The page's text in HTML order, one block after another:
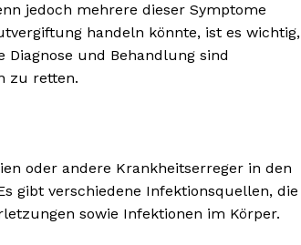
jedoch mehrere dieser Symptome
handeln könnte, ist es wichtig,
und Behandlung sind
zu retten.
oder andere Krankheitserreger in den
gibt verschiedene Infektionsquellen, die
sowie Infektionen im Körper.